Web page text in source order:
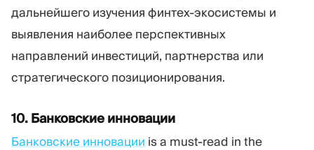
дальнейшего изучения финтех-экосистемы и
выявления наиболее перспективных
направлений инвестиций, партнерства или
стратегического позиционирования.
10. Банковские инновации
Банковские инновации is a must-read in the